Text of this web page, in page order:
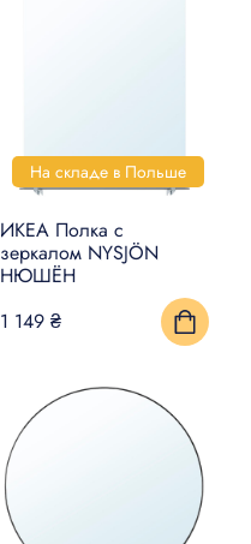
На складе в Польше
ИКЕА Полка с
зеркалом NYSJÖN
НЮШЁН
1 149 ₴